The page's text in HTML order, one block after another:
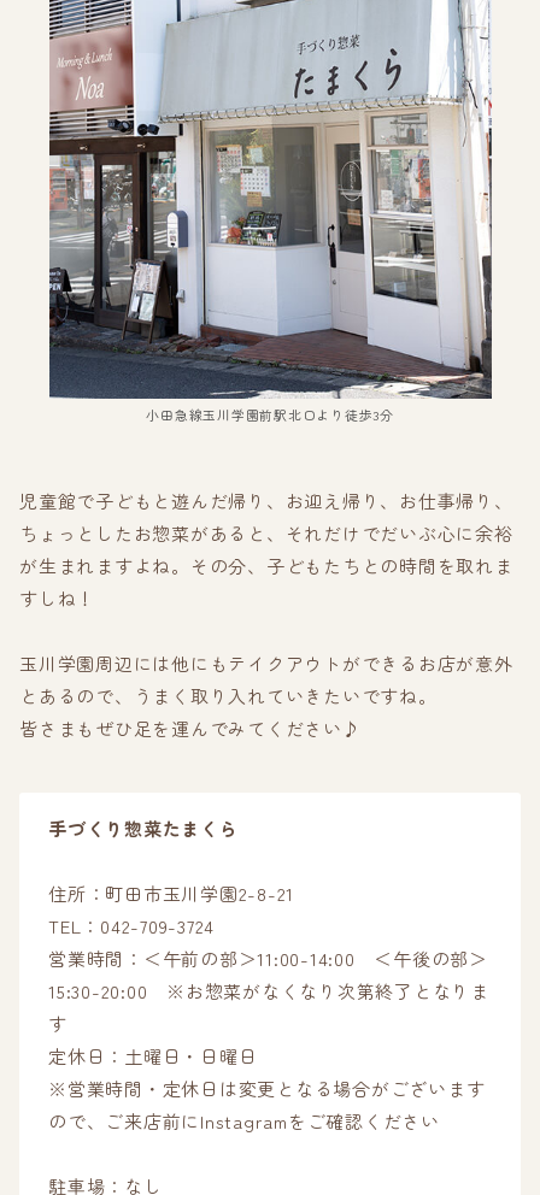
小田急線玉川学園前駅北口より徒歩3分
児童館で子どもと遊んだ帰り、お迎え帰り、お仕事帰り、
ちょっとしたお惣菜があると、それだけでだいぶ心に余裕
が生まれますよね。その分、子どもたちとの時間を取れま
すしね！
玉川学園周辺には他にもテイクアウトができるお店が意外
とあるので、うまく取り入れていきたいですね。
皆さまもぜひ足を運んでみてください♪
手づくり惣菜たまくら
住所：町田市玉川学園2-8-21
TEL：042-709-3724
営業時間：＜午前の部＞11:00-14:00 ＜午後の部＞
15:30-20:00 ※お惣菜がなくなり次第終了となりま
す
定休日：土曜日・日曜日
※営業時間・定休日は変更となる場合がございます
ので、ご来店前にInstagramをご確認ください
駐車場：なし